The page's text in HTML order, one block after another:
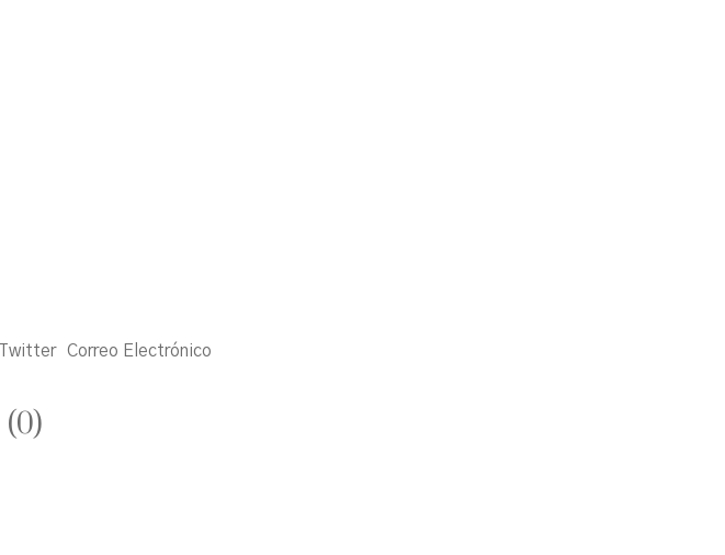
Twitter Correo Electrónico
(0)